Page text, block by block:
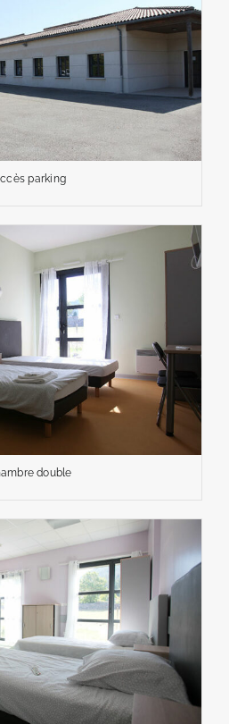
parking
double